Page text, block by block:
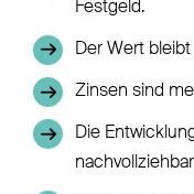
Festgeld.
Der Wert
Zinsen sind
Die